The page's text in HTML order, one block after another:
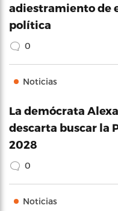
adiestramiento de
política
0
Noticias
La demócrata
descarta buscar la
2028
0
Noticias